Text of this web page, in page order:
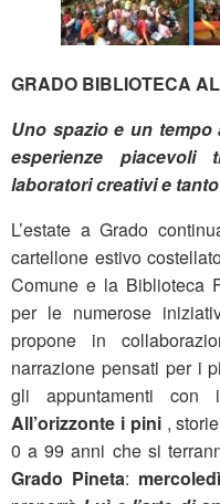
GRADO BIBLIOTECA
Uno spazio e un
esperienze
laboratori creativi e
L’estate a Grado
cartellone estivo
Comune e la Biblioteca
per le numerose
propone in
narrazione pensati per i
gli appuntamenti con
All’orizzonte i pini,
0 a 99 anni che si
Grado Pineta: